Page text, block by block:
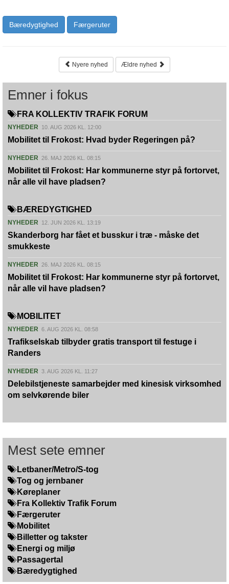
Bæredygtighed Færgeruter
Nyere nyhed Ældre nyhed
Emner i fokus
FRA KOLLEKTIV TRAFIK FORUM
NYHEDER 10. AUG 2026 KL. 12:00
Mobilitet til Frokost: Hvad byder Regeringen på?
NYHEDER 26. MAJ 2026 KL. 08:15
Mobilitet til Frokost: Har kommunerne styr på fortorvet,
når alle vil have pladsen?
BÆREDYGTIGHED
NYHEDER 12. JUN 2026 KL. 13:19
Skanderborg har fået et busskur i træ - måske det
smukkeste
NYHEDER 26. MAJ 2026 KL. 08:15
Mobilitet til Frokost: Har kommunerne styr på fortorvet,
når alle vil have pladsen?
MOBILITET
NYHEDER 6. AUG 2026 KL. 08:58
Trafikselskab tilbyder gratis transport til festuge i
Randers
NYHEDER 3. AUG 2026 KL. 11:27
Delebilstjeneste samarbejder med kinesisk virksomhed
om selvkørende biler
Mest sete emner
Letbaner/Metro/S-tog
Tog og jernbaner
Køreplaner
Fra Kollektiv Trafik Forum
Færgeruter
Mobilitet
Billetter og takster
Energi og miljø
Passagertal
Bæredygtighed